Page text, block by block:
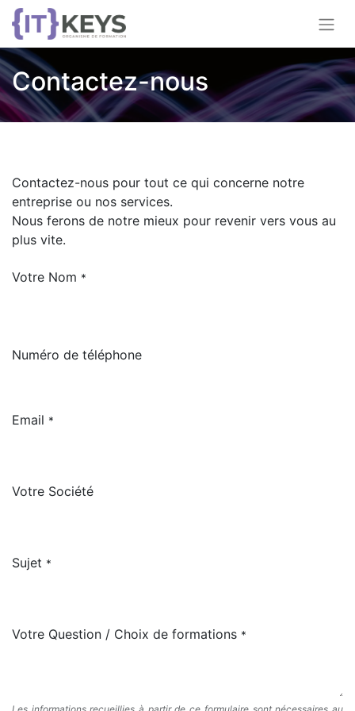
Contactez-nous
Contactez-nous pour tout ce qui concerne notre
entreprise ou nos services.
Nous ferons de notre mieux pour revenir vers vous au
plus vite.
Votre Nom *
Numéro de téléphone
Email *
Votre Société
Sujet *
Votre Question / Choix de formations *